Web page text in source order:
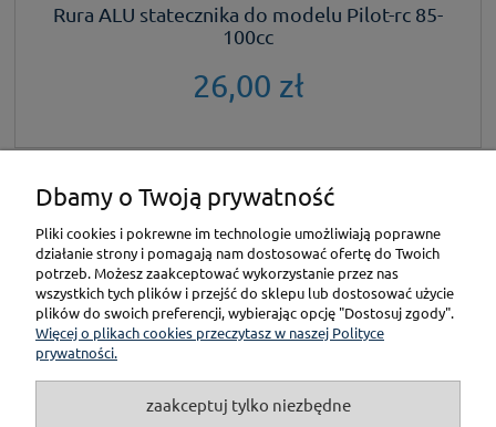
Rura ALU statecznika do modelu Pilot-rc 85-
100cc
26,00 zł
KONTAKT
POMOC
PŁATNOŚCI I DOSTAWA
GWARANCJA I ZWROT
Dbamy o Twoją prywatność
Pliki cookies i pokrewne im technologie umożliwiają poprawne
działanie strony i pomagają nam dostosować ofertę do Twoich
potrzeb. Możesz zaakceptować wykorzystanie przez nas
wszystkich tych plików i przejść do sklepu lub dostosować użycie
plików do swoich preferencji, wybierając opcję "Dostosuj zgody".
Więcej o plikach cookies przeczytasz w naszej Polityce
prywatności.
zaakceptuj tylko niezbędne